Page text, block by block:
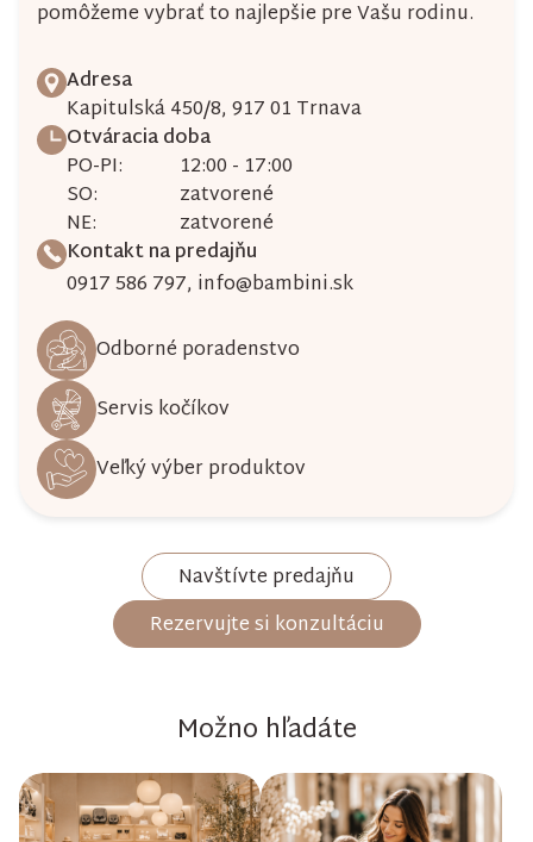
s
pomôžeme vybrať to najlepšie pre Vašu rodinu.
Adresa
Kapitulská 450/8, 917 01 Trnava
Otváracia doba
PO-PI:
12:00 - 17:00
SO:
zatvorené
NE:
zatvorené
Kontakt na predajňu
0917 586 797, info@bambini.sk
Odborné poradenstvo
Servis kočíkov
Veľký výber produktov
Navštívte predajňu
Rezervujte si konzultáciu
Možno hľadáte